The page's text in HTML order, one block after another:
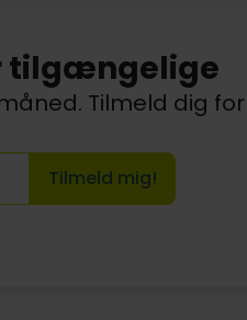
tilgængelige
Tilmeld dig
Tilmeld mig!